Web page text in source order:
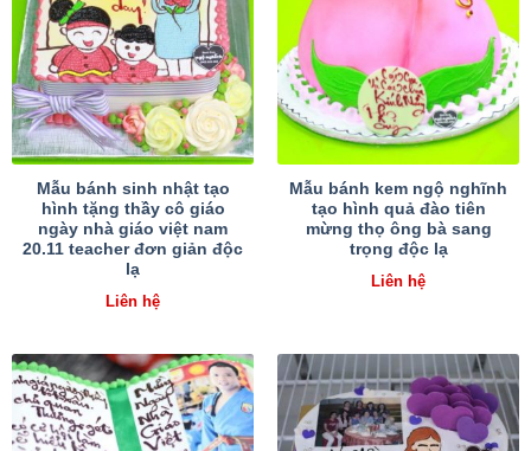
Mẫu bánh sinh nhật tạo
hình tặng thầy cô giáo
ngày nhà giáo việt nam
20.11 teacher đơn giản độc
lạ
Liên hệ
Mẫu bánh kem ngộ nghĩnh
tạo hình quả đào tiên
mừng thọ ông bà sang
trọng độc lạ
Liên hệ